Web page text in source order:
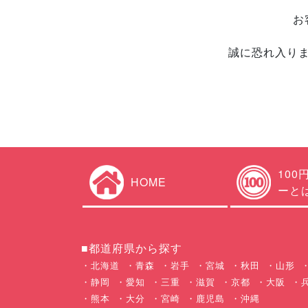
お
誠に恐れ入り
HOME
100
ーと
■都道府県から探す
北海道 青森 岩手 宮城 秋田
山形
静岡
愛知 三重 滋賀 京都 大阪
熊本
大分 宮崎 鹿児島 沖縄